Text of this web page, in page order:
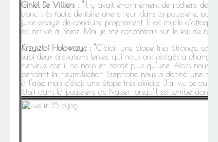
Giniel De Villiers : " Il y avait énormément de rochers, de
donc très facile de faire une erreur dans la poussière,
juste essayé de conduire proprement. Il est inutile
est arrivé à Sainz. Moi, je me concentrais sur le fait de
Krzysztof Holowczyc : "C'était une étape très étrange, car
subi deux crevaisons lentes, qui nous ont obligés à
nerveux car il ne nous en restait plus qu'une. Alors nous
pendant la neutralisation Stéphane nous a donné une
à l'aise, mais c'était une étape très difficile. J'ai vu ce qui
était dans la poussière de Nasser lorsqu'il est tombé dans